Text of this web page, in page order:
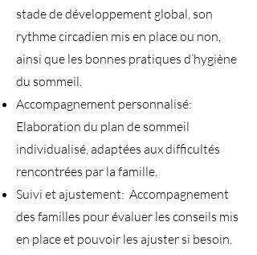
stade de développement global, son
rythme circadien mis en place ou non,
ainsi que les bonnes pratiques d’hygiène
du sommeil.
Accompagnement personnalisé:
Elaboration du plan de sommeil
individualisé, adaptées aux difficultés
rencontrées par la famille.
Suivi et ajustement: Accompagnement
des familles pour évaluer les conseils mis
en place et pouvoir les ajuster si besoin.